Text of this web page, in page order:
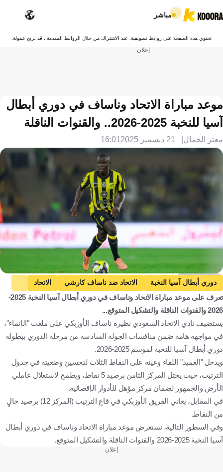
مباشر
تحتوي هذه الصفحة على روابط تسويقية. عند الاشتراك من خلال الروابط المقدمة ، قد نربح عمولة.
إعلان
موعد مباراة الاتحاد وناساف في دوري أبطال
آسيا للنخبة 2025-2026.. والقنوات الناقلة
معتز الجمال 21 ديسمبر 2025 16:01
Getty Images
دوري أبطال آسيا النخبة الاتحاد ضد ناساف كارشي
الاتحاد
ناساف كارشي
المملكة العربية السعودية
أوزبكستان
كرة قدم
تعرف على موعد مباراة الاتحاد وناساف في دوري أبطال آسيا النخبة 2025-
2026 والقنوات الناقلة والتشكيل المتوقع...
يستضيف نادي الاتحاد السعودي نظيره ناساف الأوزبكي على ملعب "الإنماء"،
في مواجهة هامة ضمن منافسات الجولة السادسة من مرحلة الدوري ببطولة
دوري أبطال آسيا للنخبة لموسم 2025-2026.
ويدخل "العميد" اللقاء وعينه على النقاط الثلاث لتحسين وضعيته في جدول
الترتيب، حيث يحتل المركز الثامن برصيد 5 نقاط، ويطمح لاستغلال عاملي
الأرض والجمهور لضمان مركز مؤهل للأدوار الإقصائية.
في المقابل، يعاني الفريق الأوزبكي في قاع الترتيب (المركز 12) برصيد خالٍ
من النقاط.
وفي السطور التالية، نستعرض موعد مباراة الاتحاد وناساف في دوري أبطال
آسيا النخبة 2025-2026 والقنوات الناقلة والتشكيل المتوقع.
إعلان